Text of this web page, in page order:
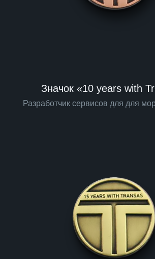
Значок «10 years with
Разработчик сервисов для для